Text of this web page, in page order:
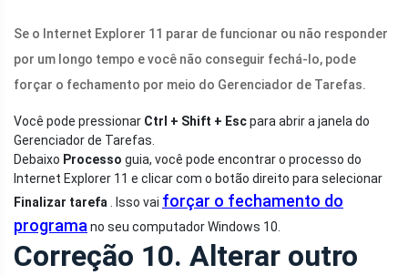
Se o Internet Explorer 11 parar de funcionar ou não responder
por um longo tempo e você não conseguir fechá-lo, pode
forçar o fechamento por meio do Gerenciador de Tarefas.
Você pode pressionar Ctrl + Shift + Escpara abrir a janela do
Gerenciador de Tarefas.
Debaixo Processo guia, você pode encontrar o processo do
Internet Explorer 11 e clicar com o botão direito para selecionar
Finalizar tarefa . Isso vai forçar o fechamento do
programa no seu computador Windows 10.
Correção 10. Alterar outro